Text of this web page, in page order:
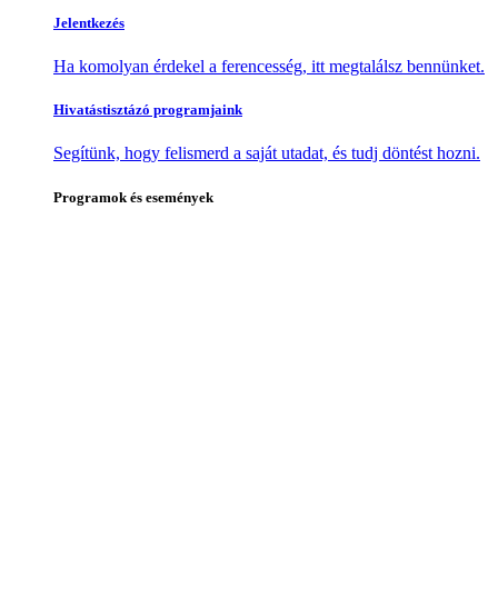
Jelentkezés
Ha komolyan érdekel a ferencesség, itt megtalálsz bennünket.
Hivatástisztázó programjaink
Segítünk, hogy felismerd a saját utadat, és tudj döntést hozni.
Programok és események